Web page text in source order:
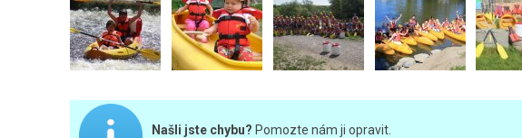
Našli jste chybu? Pomozte nám ji opravit.